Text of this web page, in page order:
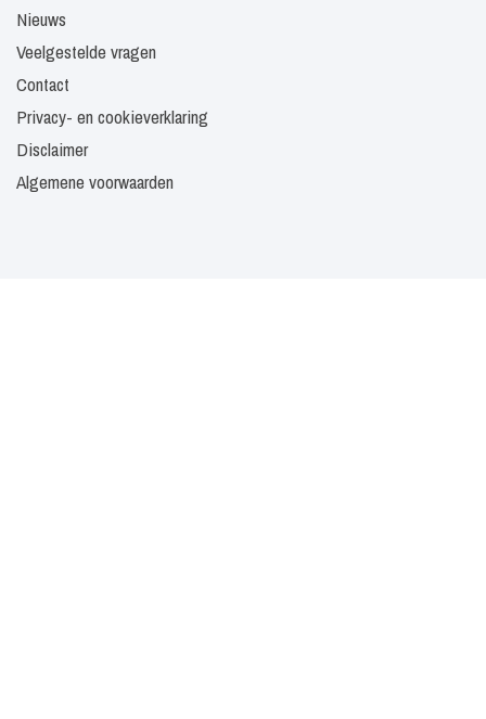
Nieuws
Veelgestelde vragen
Contact
Privacy- en cookieverklaring
Disclaimer
Algemene voorwaarden